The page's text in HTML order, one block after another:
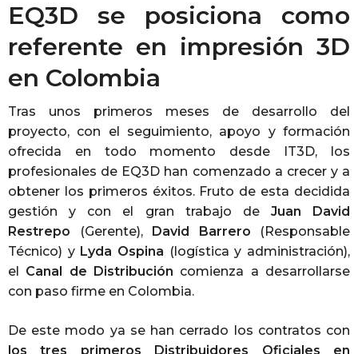
EQ3D se posiciona como
referente en impresión 3D
en Colombia
Tras unos primeros meses de desarrollo del
proyecto, con el seguimiento, apoyo y formación
ofrecida en todo momento desde IT3D, los
profesionales de EQ3D han comenzado a crecer y a
obtener los primeros éxitos. Fruto de esta decidida
gestión y con el gran trabajo de Juan David
Restrepo (Gerente), David Barrero (Responsable
Técnico) y Lyda Ospina (logística y administración),
el Canal de Distribución comienza a desarrollarse
con paso firme en Colombia.
De este modo ya se han cerrado los contratos con
los tres primeros Distribuidores Oficiales en